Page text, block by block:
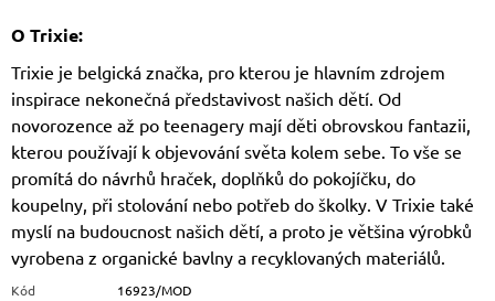
O Trixie:
Trixie je belgická značka, pro kterou je hlavním zdrojem
inspirace nekonečná představivost našich dětí. Od
novorozence až po teenagery mají děti obrovskou fantazii,
kterou používají k objevování světa kolem sebe. To vše se
promítá do návrhů hraček, doplňků do pokojíčku, do
koupelny, při stolování nebo potřeb do školky. V Trixie také
myslí na budoucnost našich dětí, a proto je většina výrobků
vyrobena z organické bavlny a recyklovaných materiálů.
Kód
16923/MOD